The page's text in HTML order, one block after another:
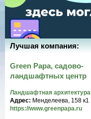
Лучшая компания:
Green Papa, садово-
ландшафтных центр
Ландшафтная архитектура
Адрес: Менделеева, 158 к1
https://www.greenpapa.ru